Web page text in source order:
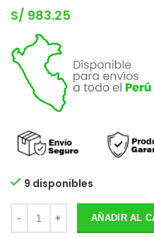
S/ 983.25
9 disponibles
AÑADIR AL